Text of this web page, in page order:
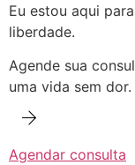
Eu estou aqui
liberdade.
Agende sua
uma vida sem dor.
Agendar consulta